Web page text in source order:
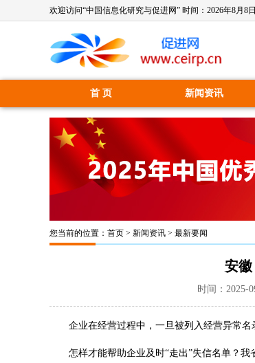
欢迎访问“中国信息化研究与促进网” 时间： 2026年8月8
首 页 新闻资讯
您当前的位置： 首页 > 新闻资讯 > 最新要闻
安
时间：2025-
企业在经营过程中，一旦被列入经营异常名
怎样才能帮助企业及时“走出”失信名单？我